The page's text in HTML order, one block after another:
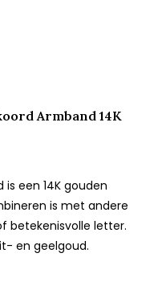
Armband 14K
is een 14K gouden
is met andere
betekenisvolle letter.
en geelgoud.